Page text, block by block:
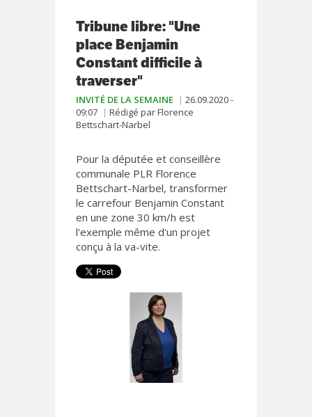
Tribune libre: "Une
place Benjamin
Constant difficile à
traverser"
INVITÉ DE LA SEMAINE
26.09.2020 -
09:07
Rédigé par Florence
Bettschart-Narbel
Pour la députée et conseillère
communale PLR Florence
Bettschart-Narbel, transformer
le carrefour Benjamin Constant
en une zone 30 km/h est
l'exemple même d'un projet
conçu à la va-vite.